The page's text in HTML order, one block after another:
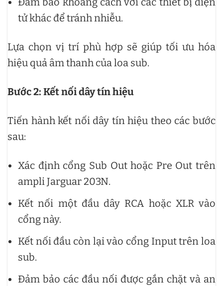
tử khác để tránh nhiễu.
Lựa chọn vị trí phù hợp sẽ giúp tối ưu hóa
hiệu quả âm thanh của loa sub.
Bước 2: Kết nối dây tín hiệu
Tiến hành kết nối dây tín hiệu theo các bước
sau:
Xác định cổng Sub Out hoặc Pre Out trên
ampli Jarguar 203N.
Kết nối một đầu dây RCA hoặc XLR vào
cổng này.
Kết nối đầu còn lại vào cổng Input trên loa
sub.
Đảm bảo các đầu nối được gắn chặt và an